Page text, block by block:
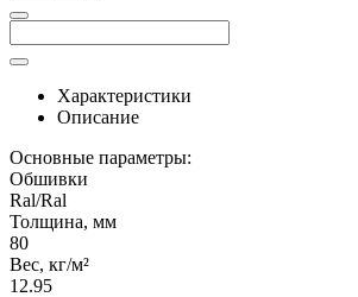
Характеристики
Описание
Основные параметры:
Обшивки
Ral/Ral
Толщина, мм
80
Вес, кг/м²
12.95